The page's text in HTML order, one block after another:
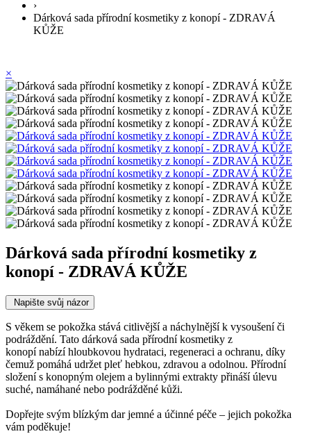
›
Dárková sada přírodní kosmetiky z konopí - ZDRAVÁ
KŮŽE
×
Dárková sada přírodní kosmetiky z
konopí - ZDRAVÁ KŮŽE
Napište svůj názor
S věkem se pokožka stává citlivější a náchylnější k vysoušení či
podráždění. Tato dárková sada přírodní kosmetiky z
konopí nabízí hloubkovou hydrataci, regeneraci a ochranu, díky
čemuž pomáhá udržet pleť hebkou, zdravou a odolnou. Přírodní
složení s konopným olejem a bylinnými extrakty přináší úlevu
suché, namáhané nebo podrážděné kůži.
Dopřejte svým blízkým dar jemné a účinné péče – jejich pokožka
vám poděkuje!